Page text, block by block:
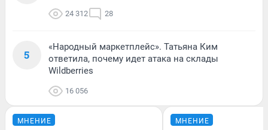
24 312 28
5
«Народный маркетплейс». Татьяна Ким
ответила, почему идет атака на склады
Wildberries
16 056
МНЕНИЕ МНЕНИЕ